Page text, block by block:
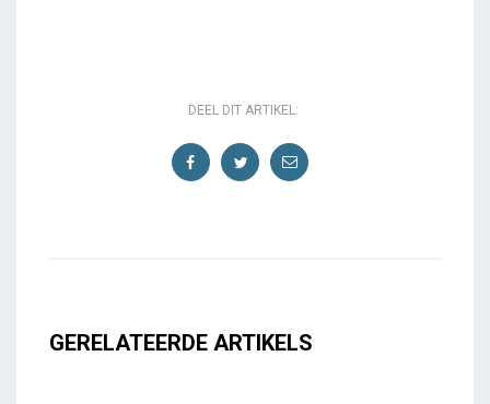
DEEL DIT ARTIKEL:
GERELATEERDE ARTIKELS